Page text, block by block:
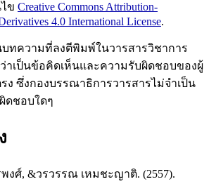
ข Creative Commons Attribution-
4.0 International License.
ทความที่ลงตีพิมพ์ในวารสารวิชาการ
าเป็นข้อคิดเห็นและความรับผิดชอบของผู้
ง ซึ่งกองบรรณาธิการวารสารไม่จำเป็น
ดชอบใดๆ
งศ์, &วรวรรณ เหมชะญาติ. (2557).